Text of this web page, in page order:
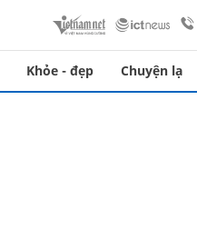
Khỏe - đẹp Chuyện lạ